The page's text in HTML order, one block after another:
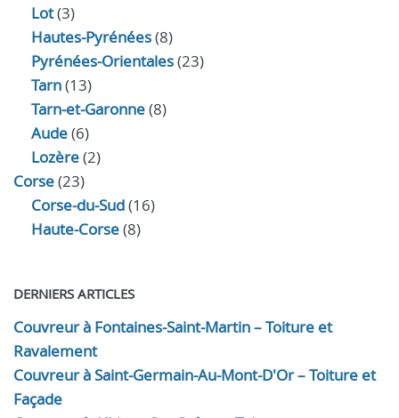
Lot(3)
Hautes-Pyrénées(8)
Pyrénées-Orientales(23)
Tarn(13)
Tarn-et-Garonne(8)
Aude(6)
Lozère(2)
Corse(23)
Corse-du-Sud(16)
Haute-Corse(8)
DERNIERS ARTICLES
Couvreur à Fontaines-Saint-Martin – Toiture et
Ravalement
Couvreur à Saint-Germain-Au-Mont-D'Or – Toiture et
Façade